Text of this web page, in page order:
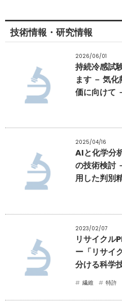
技術情報・研究情報
2026/06/01
持続冷感試
ます － 気
価に向けて
2025/04/16
AIと化学分
の技術検討
用した判別
2023/02/07
リサイクル
ー「リサイ
分ける科学
繊維 特許